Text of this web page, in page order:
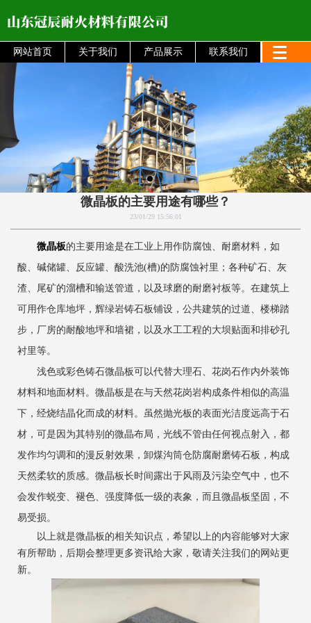
网站首页 关于我们 产品展示 联系我们
微晶板的主要用途有哪些？
23/01/29 15:56:01
微晶板的主要用途是在工业上用作防腐蚀、耐磨材料，如
酸、碱储罐、反应罐、酸洗池(槽)的防腐蚀衬里；各种矿石、灰
渣、尾矿的溜槽和输送管道，以及球磨的耐磨衬板等。在建筑上
可用作仓库地坪，辉绿岩铸石板铺设，公共建筑的过道、楼梯踏
步，厂房的耐酸地坪和墙裙，以及水工工程的大坝贴面和排砂孔
衬里等。
浅色或彩色铸石微晶板可以代替大理石、花岗石作内外装饰
材料和地面材料。微晶板是在与天然花岗岩构成条件相似的高温
下，经烧结晶化而成的材料。虽然抛光板的表面光洁度远高于石
材，可是因为其特别的微晶布局，光线不管由任何视点射入，都
发作均匀调和的漫反射效果，卸煤沟筒仓防腐耐磨铸石板，构成
天然柔软的质感。微晶板长时间露出于风雨及污染空气中，也不
会发作蜕变、褪色、强度降低一级的表象，而且微晶板坚固，不
易受损。
以上就是微晶板的相关知识点，希望以上的内容能够对大家
有所帮助，后期会整理更多资讯给大家，敬请关注我们的网站更
新。